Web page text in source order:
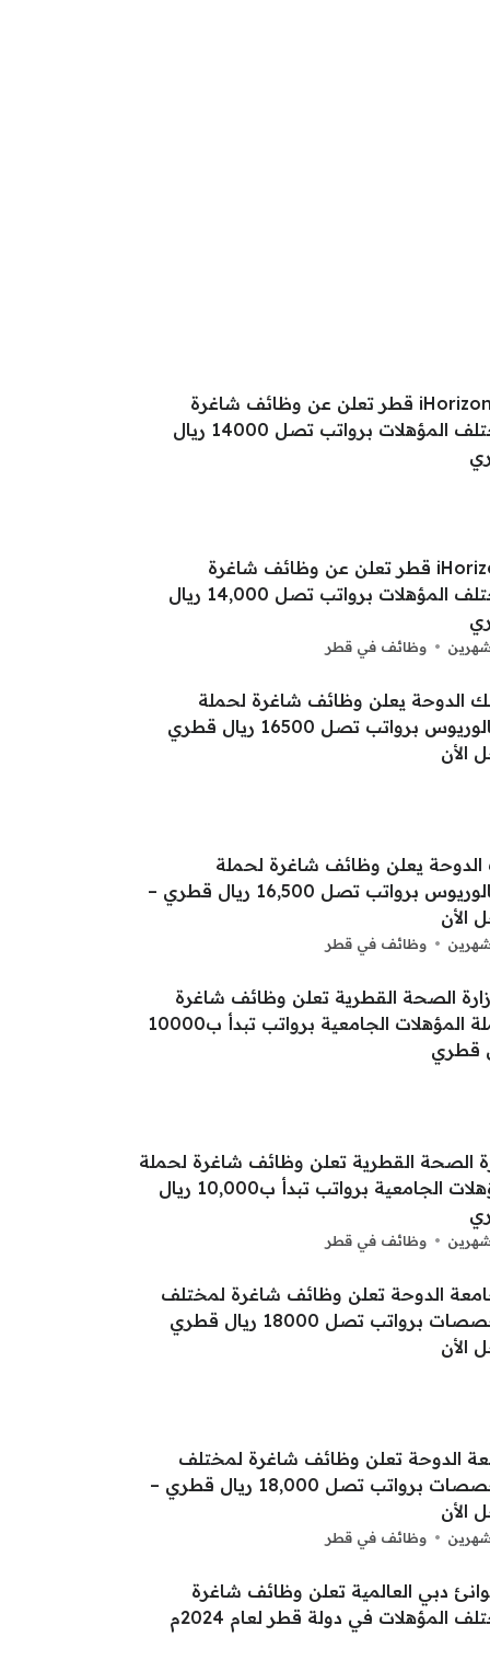
iHorizons قطر تعلن عن وظائف شاغرة
لمختلف المؤهلات برواتب تصل 14,000 ريال
وظائف في قطر
الدوحة يعلن وظائف شاغرة لحملة
البكالوريوس برواتب تصل 16,500 ريال قطري –
الأن
وظائف في قطر
الصحة القطرية تعلن وظائف شاغرة لحملة
المؤهلات الجامعية برواتب تبدأ ب10,000 ريال
وظائف في قطر
الدوحة تعلن وظائف شاغرة لمختلف
التخصصات برواتب تصل 18,000 ريال قطري –
الأن
وظائف في قطر